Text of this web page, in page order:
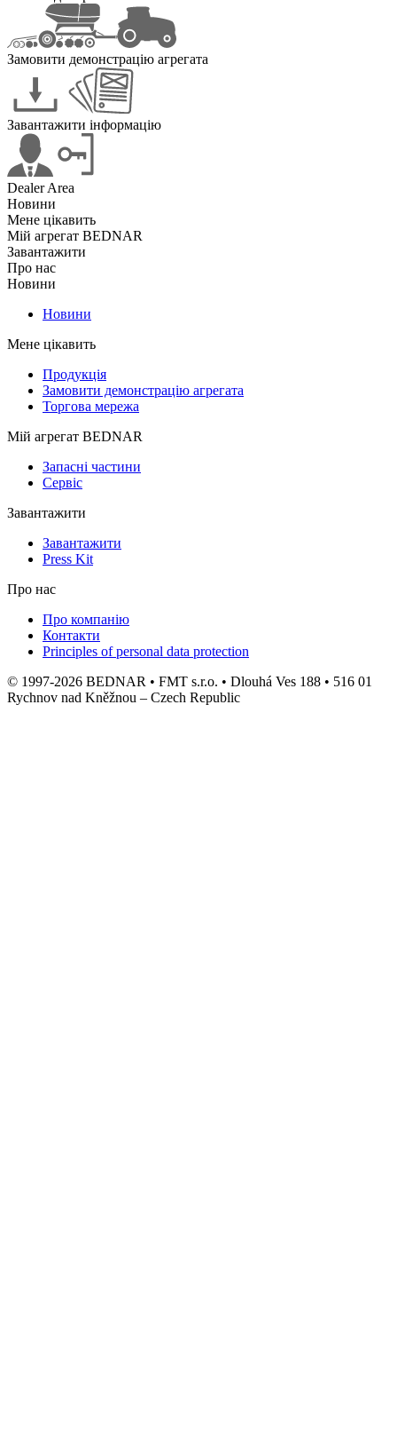
Замовити демонстрацію агрегата
Завантажити інформацію
Dealer Area
Новини
Мене цікавить
Мій агрегат BEDNAR
Завантажити
Про нас
Новини
Новини
Мене цікавить
Продукція
Замовити демонстрацію агрегата
Торгова мережа
Мій агрегат BEDNAR
Запасні частини
Сервіс
Завантажити
Завантажити
Press Kit
Про нас
Про компанію
Контакти
Principles of personal data protection
© 1997-2026 BEDNAR • FMT s.r.o. • Dlouhá Ves 188 • 516 01
Rychnov nad Kněžnou – Czech Republic